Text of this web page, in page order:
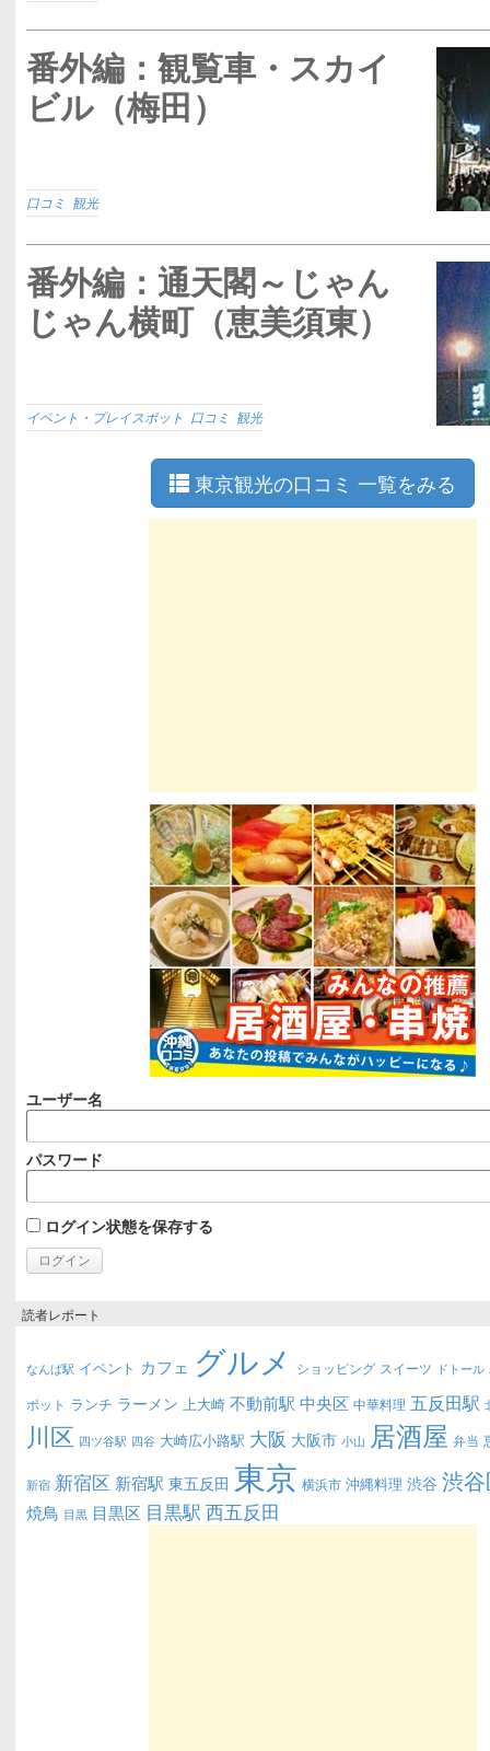
番外編：観覧車・スカイ
ビル（梅田）
口コミ 観光
番外編：通天閣～じゃん
じゃん横町（恵美須東）
イベント・プレイスポット 口コミ 観光
東京観光の口コミ 一覧をみる
ユーザー名
パスワード
ログイン状態を保存する
読者レポート
なんば駅 イベント カフェ グルメ ショッピング スイーツ ドトール
ポット ランチ ラーメン 上大崎 不動前駅 中央区 中華料理 五反田駅
川区 四ツ谷駅 四谷 大崎広小路駅 大阪 大阪市 小山 居酒屋 弁当
新宿 新宿区 新宿駅 東五反田 東京 横浜市 沖縄料理 渋谷 渋
焼鳥 目黒 目黒区 目黒駅 西五反田